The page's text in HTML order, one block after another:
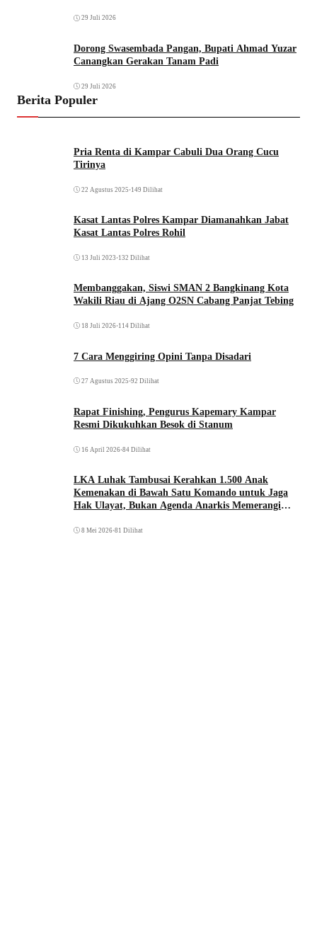
29 Juli 2026
Dorong Swasembada Pangan, Bupati Ahmad Yuzar
Canangkan Gerakan Tanam Padi
29 Juli 2026
Berita Populer
Pria Renta di Kampar Cabuli Dua Orang Cucu
Tirinya
22 Agustus 2025 •149 Dilihat
Kasat Lantas Polres Kampar Diamanahkan Jabat
Kasat Lantas Polres Rohil
13 Juli 2023 •132 Dilihat
Membanggakan, Siswi SMAN 2 Bangkinang Kota
Wakili Riau di Ajang O2SN Cabang Panjat Tebing
18 Juli 2026•114 Dilihat
7 Cara Menggiring Opini Tanpa Disadari
27 Agustus 2025 •92 Dilihat
Rapat Finishing, Pengurus Kapemary Kampar
Resmi Dikukuhkan Besok di Stanum
16 April 2026•84 Dilihat
LKA Luhak Tambusai Kerahkan 1.500 Anak
Kemenakan di Bawah Satu Komando untuk Jaga
Hak Ulayat, Bukan Agenda Anarkis Memerangi
8 Mei 2026•81 Dilihat